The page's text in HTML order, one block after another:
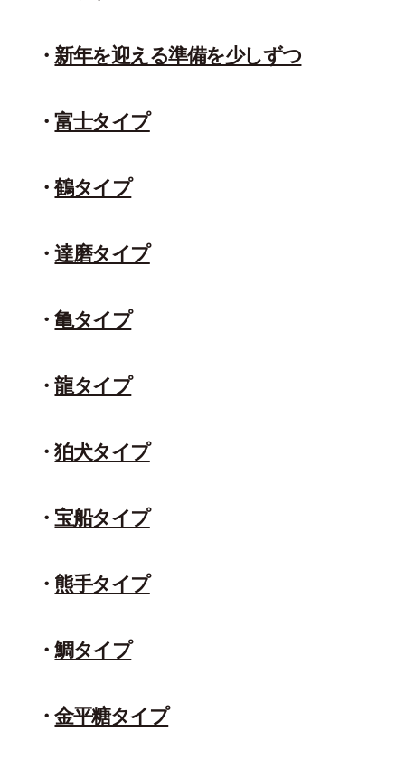
新年を迎える準備を少しずつ
富士タイプ
鶴タイプ
達磨タイプ
亀タイプ
龍タイプ
狛犬タイプ
宝船タイプ
熊手タイプ
鯛タイプ
金平糖タイプ